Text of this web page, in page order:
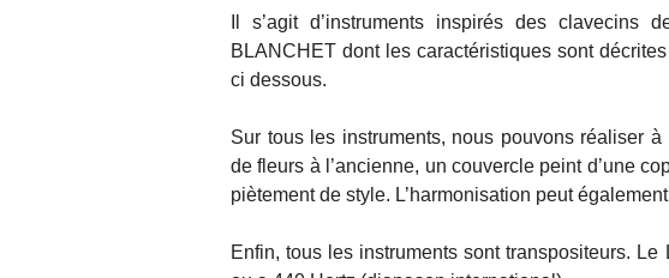
Il s’agit d’instruments inspirés des clavecins
BLANCHET dont les caractéristiques sont
ci dessous.
Sur tous les instruments, nous pouvons réaliser
de fleurs à l’ancienne, un couvercle peint d’une
piètement de style. L’harmonisation peut
Enfin, tous les instruments sont transpositeurs.